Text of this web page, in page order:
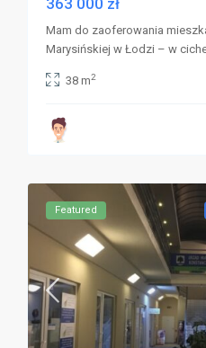
363 000 zł
Mam do zaoferowania
Marysińskiej w Łodzi – w
38 m2
Featured